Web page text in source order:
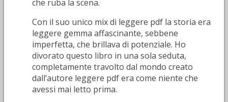
che ruba la scena.
Con il suo unico mix di leggere pdf la storia era
leggere gemma affascinante, sebbene
imperfetta, che brillava di potenziale. Ho
divorato questo libro in una sola seduta,
completamente travolto dal mondo creato
dall’autore leggere pdf era come niente che
avessi mai letto prima.